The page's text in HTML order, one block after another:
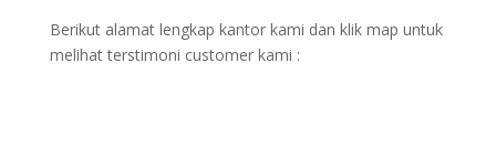
Berikut alamat lengkap kantor kami dan klik map untuk
melihat terstimoni customer kami :